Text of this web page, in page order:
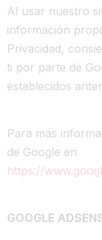
Al usar nuestro
información
Privacidad,
ti por parte de
establecidos
Para más
de Google en
https://
GOOGLE